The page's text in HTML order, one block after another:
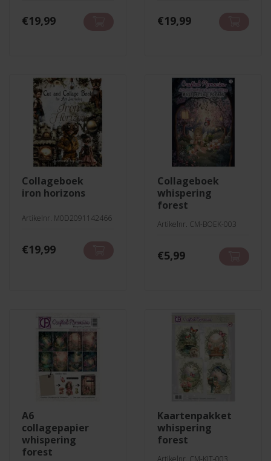
€19,99 €19,99
collageboek
iron horizons
Artikelnr. M0D2091142466
€19,99
collageboek
whispering
forest
Artikelnr. CM-BOEK-003
€5,99
a6
collagepapier
whispering
forest
kaartenpakket
whispering
forest
Artikelnr. CM-KIT-003